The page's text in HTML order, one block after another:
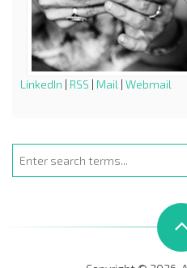
LinkedIn | RSS | Mail | Webmail